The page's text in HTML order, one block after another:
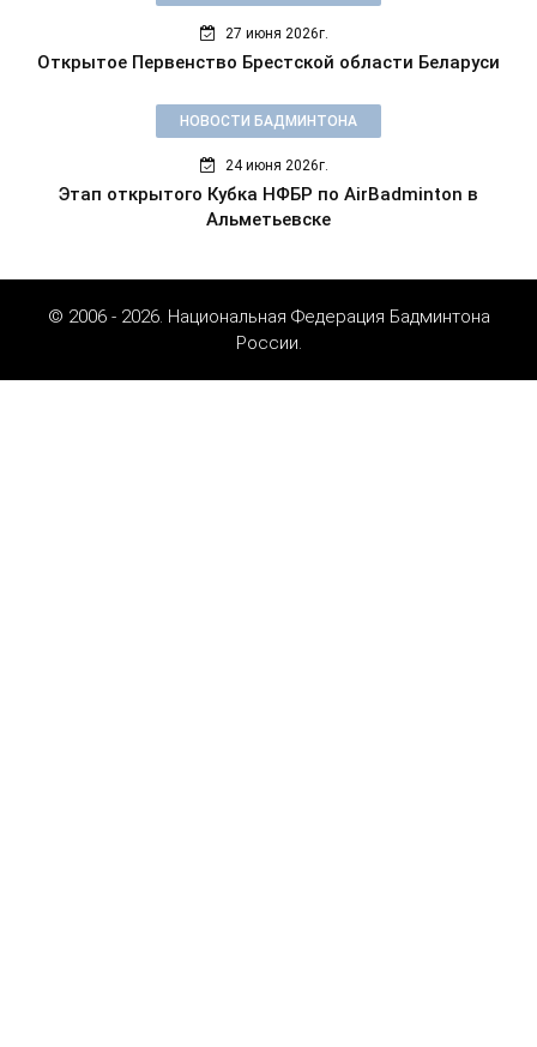
27 июня 2026г.
Открытое Первенство Брестской области Беларуси
НОВОСТИ БАДМИНТОНА
24 июня 2026г.
Этап открытого Кубка НФБР по AirBadminton в
Альметьевске
© 2006 - 2026. Национальная Федерация Бадминтона
России.